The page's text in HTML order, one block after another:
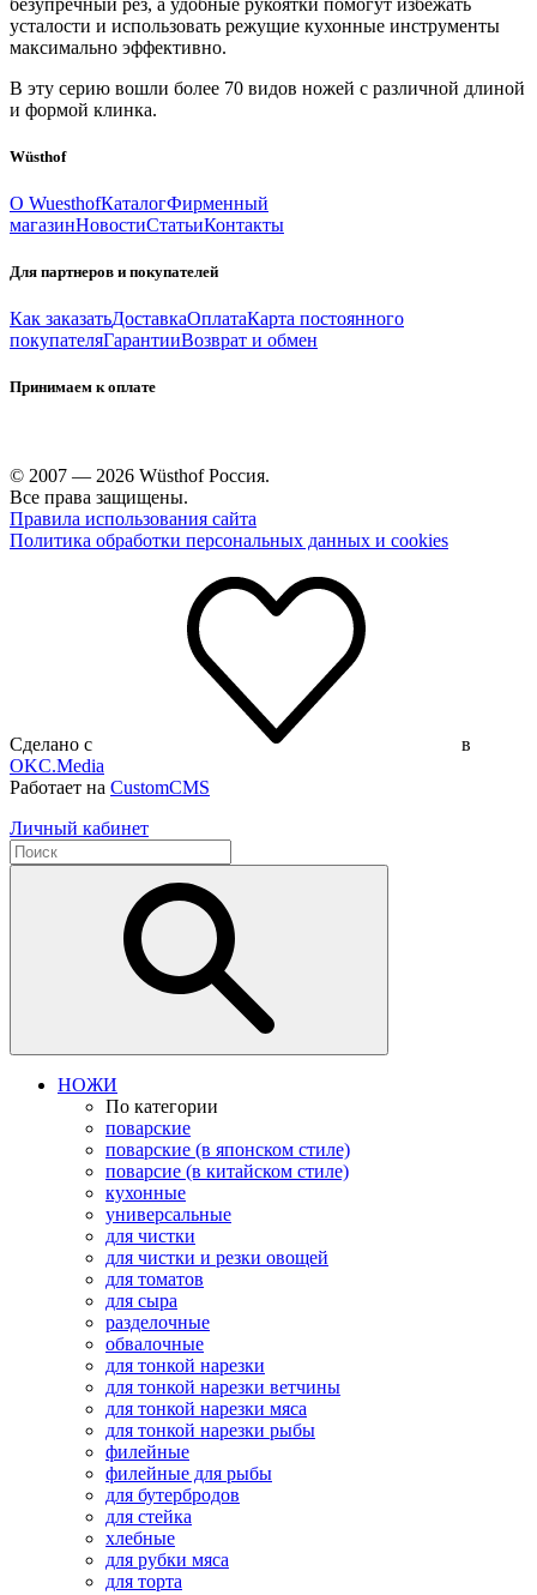
усталости и использовать режущие кухонные инструменты
максимально эффективно.
В эту серию вошли более 70 видов ножей с различной длиной
и формой клинка.
Wüsthof
О WuesthofКаталогФирменный
магазинНовостиСтатьиКонтакты
Для партнеров и покупателей
Как заказатьДоставкаОплатаКарта постоянного
покупателяГарантииВозврат и обмен
Принимаем к оплате
© 2007 — 2026 Wüsthof Россия.
Все права защищены.
Правила использования сайта
Политика обработки персональных данных и cookies
Сделано с
в
OKC.Media
Работает на CustomCMS
Личный кабинет
НОЖИ
По категории
поварские
поварские (в японском стиле)
поварсие (в китайском стиле)
кухонные
универсальные
для чистки
для чистки и резки овощей
для томатов
для сыра
разделочные
обвалочные
для тонкой нарезки
для тонкой нарезки ветчины
для тонкой нарезки мяса
для тонкой нарезки рыбы
филейные
филейные для рыбы
для бутербродов
для стейка
хлебные
для рубки мяса
для торта